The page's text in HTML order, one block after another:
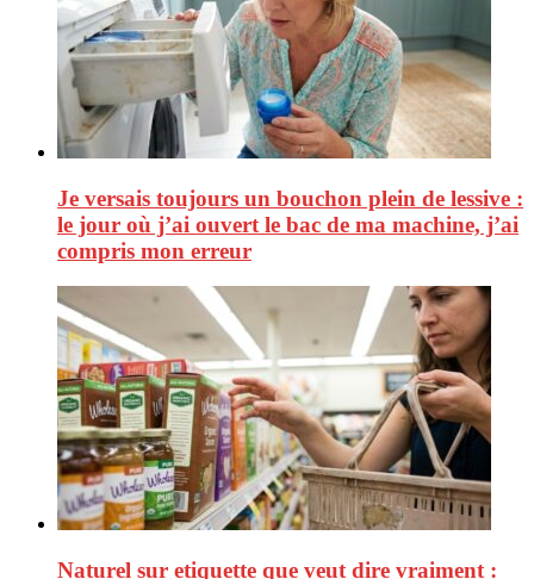
Je versais toujours un bouchon plein de lessive :
le jour où j’ai ouvert le bac de ma machine, j’ai
compris mon erreur
Naturel sur etiquette que veut dire vraiment :